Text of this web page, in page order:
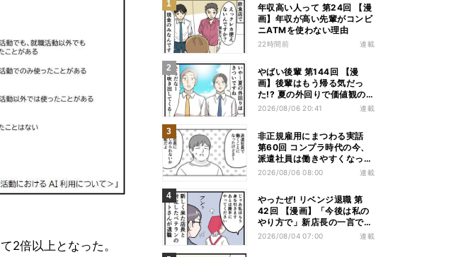
2倍以上となった。
年収高い人って 第24回 【漫
画】年収が高い先輩がコンビ
ニATMを使わない理由
22時間前 連載
やばい後輩 第144回 【漫
画】後輩はもう帰る気だっ
た!? 夏の外回りで価値観の
違いを実感
2026/08/06 20:41 連載
非正規雇用にまつわる実話
第60回 コンプラ時代の今、
派遣社員は働きやすくなっ
た?
2026/08/06 08:00 連載
やったぜ! リベンジ退職 第
42回 【漫画】「今後は私の
やり方で」新店長の一言でベ
テラン退職→崩壊した現場
2026/08/04 07:00 連載